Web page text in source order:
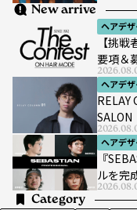
New arrive
ヘアデ
【挑
要項＆
ヘアデ
RELAY
SALON
ヘアデ
『
ルを完
Category